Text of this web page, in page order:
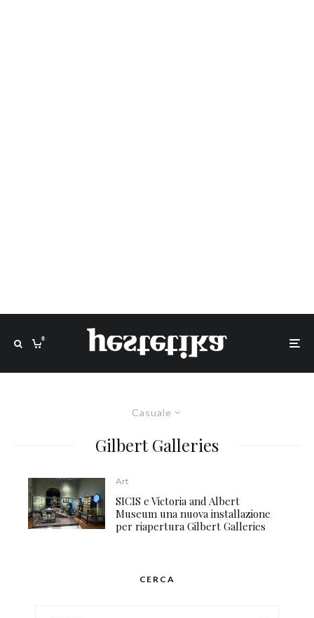
0
Casuale
Gilbert Galleries
Art
SICIS e Victoria and Albert
Museum una nuova installazione
per riapertura Gilbert Galleries
CERCA